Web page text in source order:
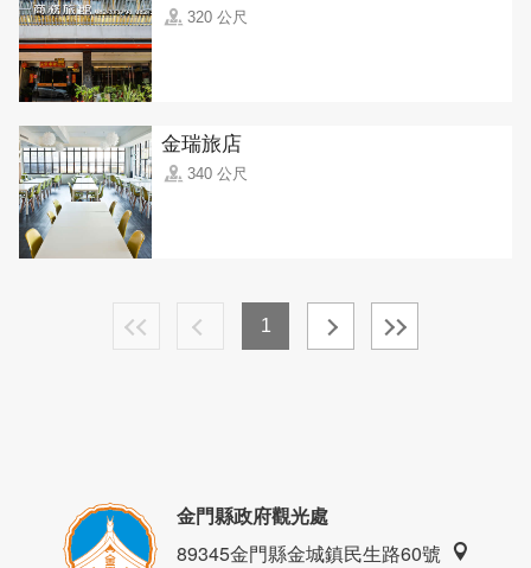
320 公尺
金瑞旅店
340 公尺
1
金門縣政府觀光處
89345金門縣金城鎮民生路60號